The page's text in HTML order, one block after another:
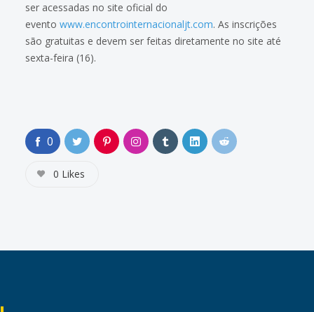
ser acessadas no site oficial do
evento www.encontrointernacionaljt.com. As inscrições
são gratuitas e devem ser feitas diretamente no site até
sexta-feira (16).
0
0 Likes